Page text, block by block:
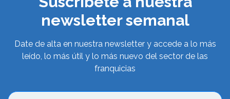
newsletter semanal
Date de alta en nuestra newsletter y accede a lo más
leído, lo más útil y lo más nuevo del sector de las
franquicias